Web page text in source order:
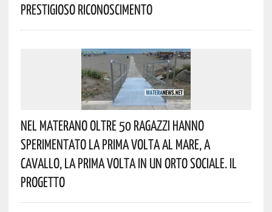
Prestigioso Riconoscimento
Nel Materano Oltre 50 Ragazzi Hanno
Sperimentato La Prima Volta Al Mare, A
Cavallo, La Prima Volta In Un Orto Sociale. Il
Progetto